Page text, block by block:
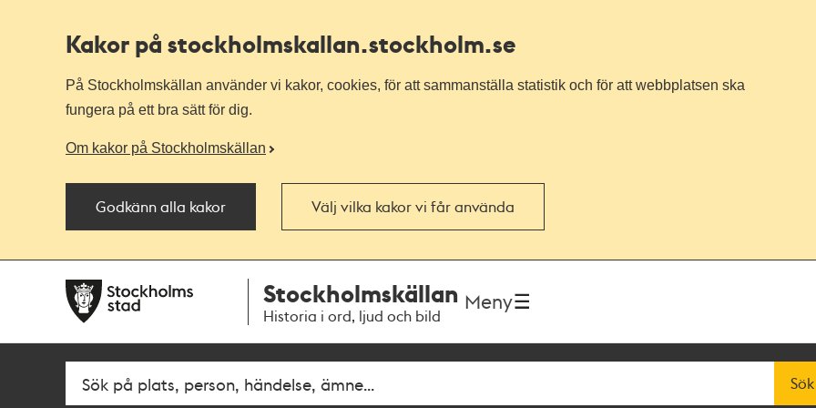
Kakor på stockholmskallan.stockholm.se
På Stockholmskällan använder vi kakor, cookies, för att sammanställa statistik och för att webbplatsen ska
fungera på ett bra sätt för dig.
Om kakor på Stockholmskällan
Godkänn alla kakor Välj vilka kakor vi får använda
navigationen
huvudinnehållet
Stockholmskällan
Historia i ord, ljud och bild
Meny
Fritextsök Sök